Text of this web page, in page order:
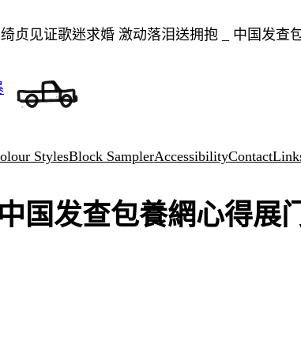
绮贞见证歌迷求婚 激动落泪送拥抱 _ 中国发查
StylesBlock SamplerAccessibilityContact
国发查包養網心得展